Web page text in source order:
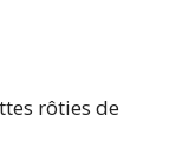
rôties de